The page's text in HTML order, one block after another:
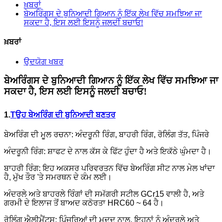
ਖ਼ਬਰਾਂ
ਬੇਅਰਿੰਗਸ ਦੇ ਬੁਨਿਆਦੀ ਗਿਆਨ ਨੂੰ ਇੱਕ ਲੇਖ ਵਿੱਚ ਸਮਝਿਆ ਜਾ
ਸਕਦਾ ਹੈ, ਇਸ ਲਈ ਇਸਨੂੰ ਜਲਦੀ ਬਚਾਓ!
ਖ਼ਬਰਾਂ
ਉਦਯੋਗ ਖਬਰ
ਬੇਅਰਿੰਗਸ ਦੇ ਬੁਨਿਆਦੀ ਗਿਆਨ ਨੂੰ ਇੱਕ ਲੇਖ ਵਿੱਚ ਸਮਝਿਆ ਜਾ
ਸਕਦਾ ਹੈ, ਇਸ ਲਈ ਇਸਨੂੰ ਜਲਦੀ ਬਚਾਓ!
1.Tਉਹ ਬੇਅਰਿੰਗ ਦੀ ਬੁਨਿਆਦੀ ਬਣਤਰ
ਬੇਅਰਿੰਗ ਦੀ ਮੂਲ ਰਚਨਾ: ਅੰਦਰੂਨੀ ਰਿੰਗ, ਬਾਹਰੀ ਰਿੰਗ, ਰੋਲਿੰਗ ਤੱਤ, ਪਿੰਜਰੇ
ਅੰਦਰੂਨੀ ਰਿੰਗ: ਸ਼ਾਫਟ ਦੇ ਨਾਲ ਕੱਸ ਕੇ ਫਿੱਟ ਹੁੰਦਾ ਹੈ ਅਤੇ ਇਕੱਠੇ ਘੁੰਮਦਾ ਹੈ।
ਬਾਹਰੀ ਰਿੰਗ: ਇਹ ਅਕਸਰ ਪਰਿਵਰਤਨ ਵਿੱਚ ਬੇਅਰਿੰਗ ਸੀਟ ਨਾਲ ਮੇਲ ਖਾਂਦਾ
ਹੈ, ਮੁੱਖ ਤੌਰ 'ਤੇ ਸਮਰਥਨ ਦੇ ਕੰਮ ਲਈ।
ਅੰਦਰਲੇ ਅਤੇ ਬਾਹਰਲੇ ਰਿੰਗਾਂ ਦੀ ਸਮੱਗਰੀ ਸਟੀਲ GCr15 ਵਾਲੀ ਹੈ, ਅਤੇ
ਗਰਮੀ ਦੇ ਇਲਾਜ ਤੋਂ ਬਾਅਦ ਕਠੋਰਤਾ HRC60 ~ 64 ਹੈ।
ਰੋਲਿੰਗ ਐਲੀਮੈਂਟਸ: ਪਿੰਜਰਿਆਂ ਦੀ ਮਦਦ ਨਾਲ, ਇਹਨਾਂ ਨੂੰ ਅੰਦਰਲੇ ਅਤੇ